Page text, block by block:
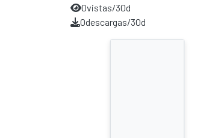
0vistas/30d
0descargas/30d